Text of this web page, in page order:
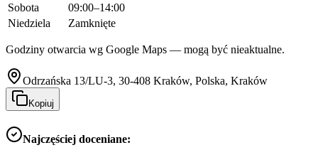
Sobota
09:00–14:00
Niedziela
Zamknięte
Godziny otwarcia wg Google Maps — mogą być nieaktualne.
Odrzańska 13/LU-3, 30-408 Kraków, Polska, Kraków
Kopiuj
Najczęściej doceniane: